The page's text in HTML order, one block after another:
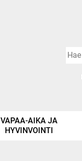
Hae:
VAPAA-AIKA JA
HYVINVOINTI